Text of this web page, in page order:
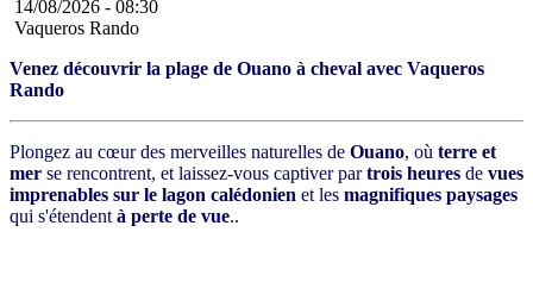
14/08/2026 - 08:30
Vaqueros Rando
Venez découvrir la plage de Ouano à cheval avec Vaqueros
Rando
Plongez au cœur des merveilles naturelles de Ouano, où terre et
mer se rencontrent, et laissez-vous captiver partrois heures de vues
imprenables sur le lagon calédonien et les magnifiques paysages
qui s'étendent à perte de vue..